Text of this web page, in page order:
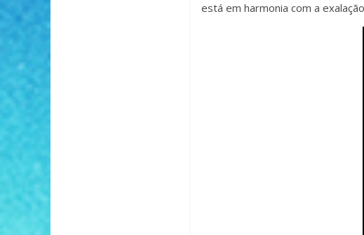
está em harmonia com a